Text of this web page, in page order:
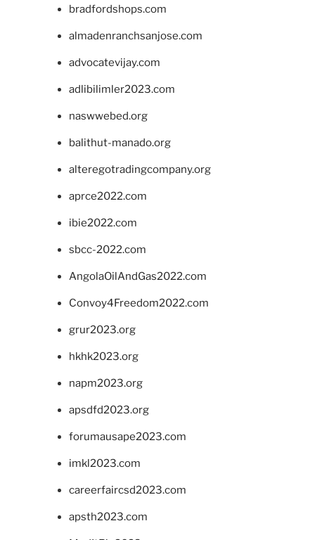
bradfordshops.com
almadenranchsanjose.com
advocatevijay.com
adlibilimler2023.com
naswwebed.org
balithut-manado.org
alteregotradingcompany.org
aprce2022.com
ibie2022.com
sbcc-2022.com
AngolaOilAndGas2022.com
Convoy4Freedom2022.com
grur2023.org
hkhk2023.org
napm2023.org
apsdfd2023.org
forumausape2023.com
imkl2023.com
careerfaircsd2023.com
apsth2023.com